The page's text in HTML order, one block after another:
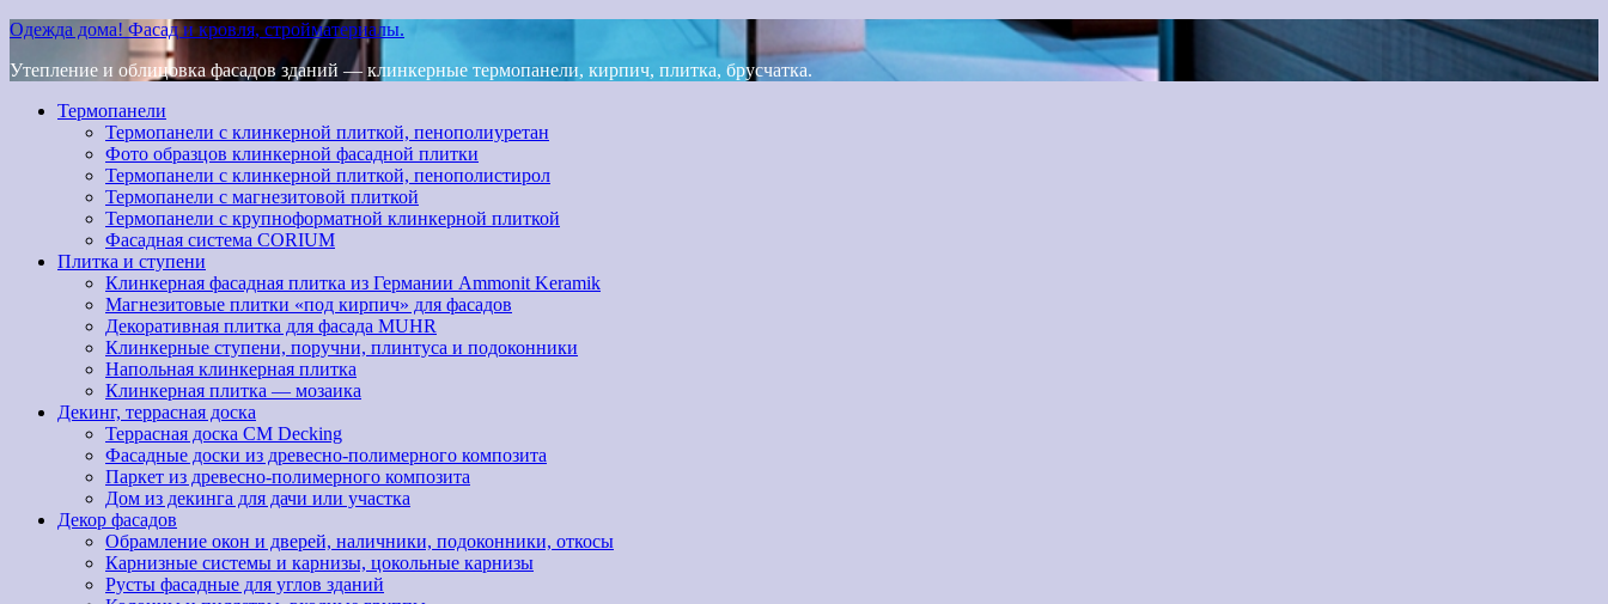
Одежда дома! Фасад и кровля, стройматериалы.
Утепление и облицовка фасадов зданий — клинкерные термопанели, кирпич, плитка, брусчатка.
Термопанели
Термопанели с клинкерной плиткой, пенополиуретан
Фото образцов клинкерной фасадной плитки
Термопанели с клинкерной плиткой, пенополистирол
Термопанели с магнезитовой плиткой
Термопанели с крупноформатной клинкерной плиткой
Фасадная система CORIUM
Плитка и ступени
Клинкерная фасадная плитка из Германии Ammonit Keramik
Магнезитовые плитки «под кирпич» для фасадов
Декоративная плитка для фасада MUHR
Клинкерные ступени, поручни, плинтуса и подоконники
Напольная клинкерная плитка
Клинкерная плитка — мозаика
Декинг, террасная доска
Террасная доска CM Decking
Фасадные доски из древесно-полимерного композита
Паркет из древесно-полимерного композита
Дом из декинга для дачи или участка
Декор фасадов
Обрамление окон и дверей, наличники, подоконники, откосы
Карнизные системы и карнизы, цокольные карнизы
Русты фасадные для углов зданий